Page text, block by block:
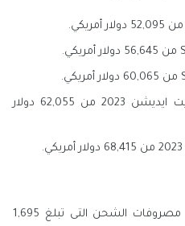
يبدأ سعر نيسان ارمادا ميدنايت ايديشن 2023 من 62,055 دولار
2023 ارمادا مصروفات الشحن التى تبلغ 1,695